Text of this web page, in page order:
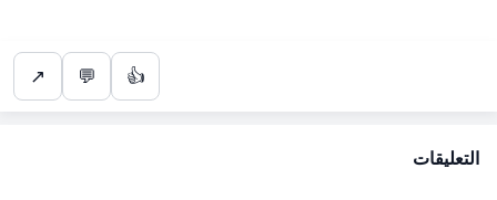
👍
💬
↗
التعليقات